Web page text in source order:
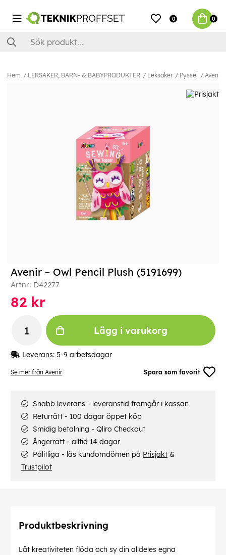
0 0
Hem LEKSAKER, BARN- & BABYPRODUKTER Leksaker Pyssel Avenir
Se mer från Avenir Spara som favorit
Avenir – Owl Pencil Plush (5191699)
Artnr: D42277
82 kr
Lägg i varukorg
Leverans: 5-9 arbetsdagar
Snabb leverans - leveranstid framgår i kassan
Returrätt - 100 dagar öppet köp
Smidig betalning - Qliro Checkout
Ångerrätt - alltid 14 dagar
Pålitliga - läs kundomdömen på Prisjakt &
Trustpilot
Produktbeskrivning
Låt kreativiteten flöda och sy din alldeles egna